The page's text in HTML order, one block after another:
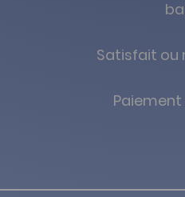
Satisfait ou